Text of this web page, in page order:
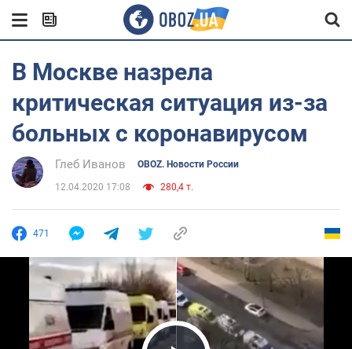
В Москве назрела
критическая ситуация из-за
больных с коронавирусом
Глеб Иванов OBOZ. Новости России
12.04.2020 17:08 280,4 т.
471